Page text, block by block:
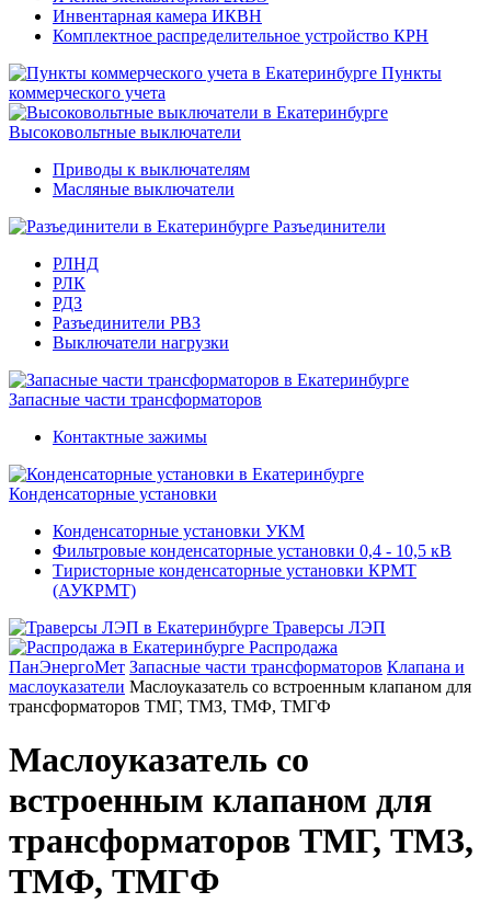
Инвентарная камера ИКВН
Комплектное распределительное устройство КРН
Пункты
коммерческого учета
Высоковольтные выключатели
Приводы к выключателям
Масляные выключатели
Разъединители
РЛНД
РЛК
РДЗ
Разъединители РВЗ
Выключатели нагрузки
Запасные части трансформаторов
Контактные зажимы
Конденсаторные установки
Конденсаторные установки УКМ
Фильтровые конденсаторные установки 0,4 - 10,5 кВ
Тиристорные конденсаторные установки КРМТ
(АУКРМТ)
Траверсы ЛЭП
Распродажа
ПанЭнергоМет Запасные части трансформаторов Клапана и
маслоуказатели Маслоуказатель со встроенным клапаном для
трансформаторов ТМГ, ТМЗ, ТМФ, ТМГФ
Маслоуказатель со
встроенным клапаном для
трансформаторов ТМГ, ТМЗ,
ТМФ, ТМГФ